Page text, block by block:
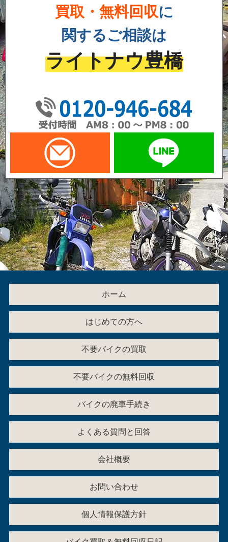
買取・無料回収に
関するご相談は
ライトナウ豊橋
メールでお問い合わせ
ホーム
はじめての方へ
不要バイクの買取
不要バイクの無料回収
バイクの廃車手続き
よくある質問と回答
会社概要
お問い合わせ
個人情報保護方針